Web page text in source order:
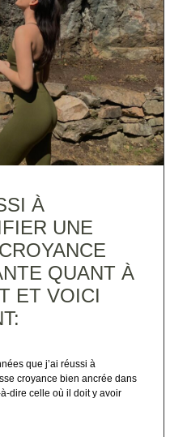
À
UNE
QUANT À
ET VOICI
que j’ai réussi à
croyance bien ancrée dans
dire celle où il doit y avoir